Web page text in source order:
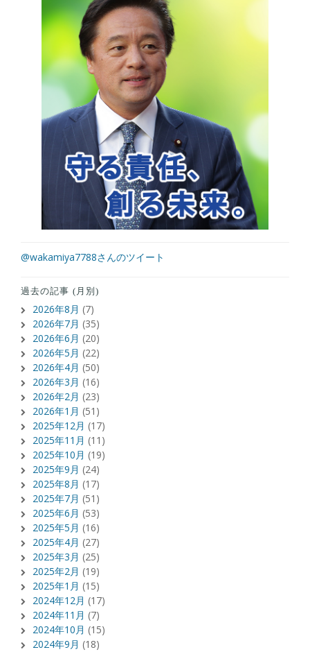
@wakamiya7788さんのツイート
過去の記事 (月別)
2026年8月 (7)
2026年7月 (35)
2026年6月 (20)
2026年5月 (22)
2026年4月 (50)
2026年3月 (16)
2026年2月 (23)
2026年1月 (51)
2025年12月 (17)
2025年11月 (11)
2025年10月 (19)
2025年9月 (24)
2025年8月 (17)
2025年7月 (51)
2025年6月 (53)
2025年5月 (16)
2025年4月 (27)
2025年3月 (25)
2025年2月 (19)
2025年1月 (15)
2024年12月 (17)
2024年11月 (7)
2024年10月 (15)
2024年9月 (18)